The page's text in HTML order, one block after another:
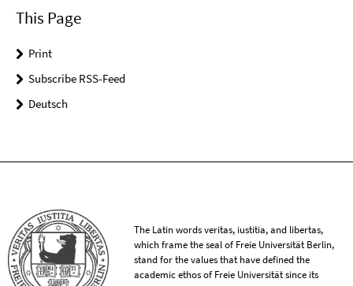
This Page
Print
Subscribe RSS-Feed
Deutsch
The Latin words veritas, iustitia, and libertas,
which frame the seal of Freie Universität Berlin,
stand for the values that have defined the
academic ethos of Freie Universität since its